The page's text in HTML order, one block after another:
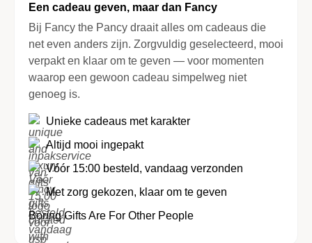
Een cadeau geven, maar dan Fancy
Bij Fancy the Pancy draait alles om cadeaus die
net even anders zijn. Zorgvuldig geselecteerd, mooi
verpakt en klaar om te geven — voor momenten
waarop een gewoon cadeau simpelweg niet
genoeg is.
Unieke cadeaus met karakter
Altijd mooi ingepakt
Vóór 15:00 besteld, vandaag verzonden
Met zorg gekozen, klaar om te geven
Boring Gifts Are For Other People